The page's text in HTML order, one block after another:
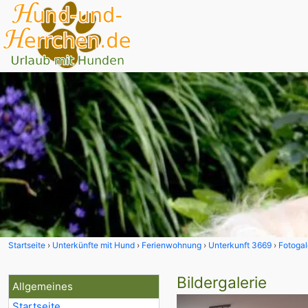
Startseite Unterkünfte mit Hund Ferienwohnung Unterkunft 3669
Allgemeines
Bildergalerie